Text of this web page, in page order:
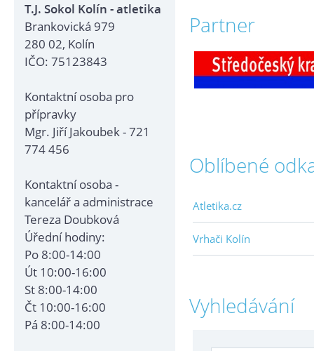
T.J. Sokol Kolín - atletika
Brankovická 979
280 02, Kolín
IČO: 75123843
Kontaktní osoba pro
přípravky
Mgr. Jiří Jakoubek - 721
774 456
Kontaktní osoba -
kancelář a administrace
Tereza Doubková
Úřední hodiny:
Po 8:00-14:00
Út 10:00-16:00
St 8:00-14:00
Čt 10:00-16:00
Pá 8:00-14:00
Partner
Oblíbené
Atletika.cz
Vrhači Kolín
Vyhledávání